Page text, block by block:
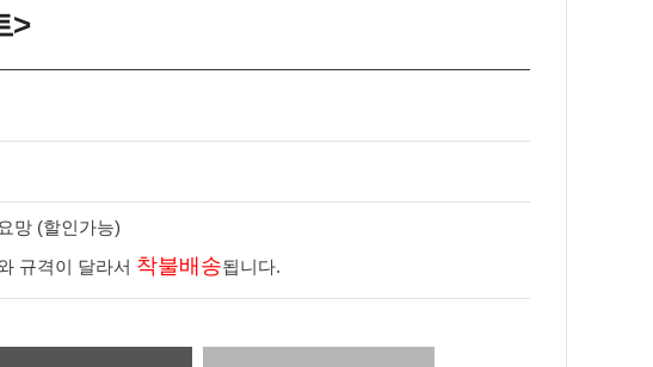
>
망 (할인가능)
규격이 달라서 착불배송됩니다.